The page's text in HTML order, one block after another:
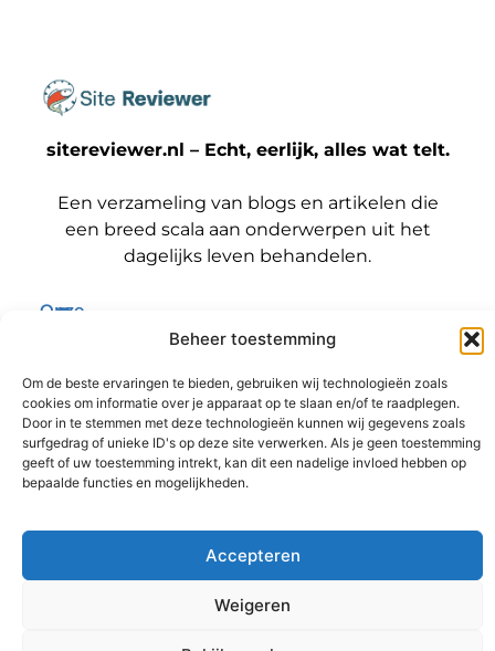
Beheer toestemming
Om de beste ervaringen te bieden, gebruiken wij technologieën zoals
cookies om informatie over je apparaat op te slaan en/of te raadplegen.
Door in te stemmen met deze technologieën kunnen wij gegevens zoals
surfgedrag of unieke ID's op deze site verwerken. Als je geen toestemming
geeft of uw toestemming intrekt, kan dit een nadelige invloed hebben op
bepaalde functies en mogelijkheden.
Accepteren
Weigeren
sitereviewer.nl – Echt, eerlijk, alles wat telt.
Een verzameling van blogs en artikelen die
een breed scala aan onderwerpen uit het
dagelijks leven behandelen.
Onze
Bericht categorie
@2025 www.sitereviewer.nl. All Right Reserved.